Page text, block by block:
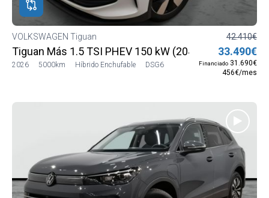
VOLKSWAGEN Tiguan
Tiguan Más 1.5 TSI PHEV 150 kW (204 CV) DSG6
2026 5000km Híbrido Enchufable DSG6
42.410€
33.490€
Financiado 31.690€
456€/mes